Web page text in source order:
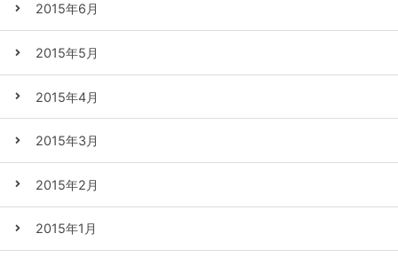
2015年6月
2015年5月
2015年4月
2015年3月
2015年2月
2015年1月